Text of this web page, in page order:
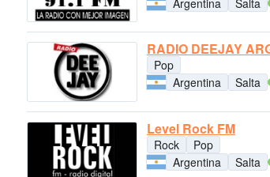
RADIO DEEJAY
Pop
Argentina
Salta
Level Rock FM
Rock
Pop
Argentina
Salta